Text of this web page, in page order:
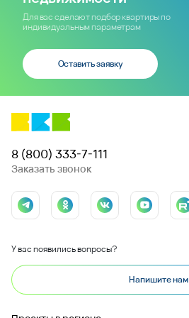
Для вас сделают подбор квартиры по
индивидуальным параметрам
Оставить заявку
8 (800) 333-7-111
Заказать звонок
У вас появились вопросы?
Напишите нам